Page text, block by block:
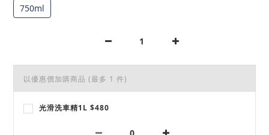
750ml
以優惠價加購商品 (最多 1 件)
光滑洗車精1L $480